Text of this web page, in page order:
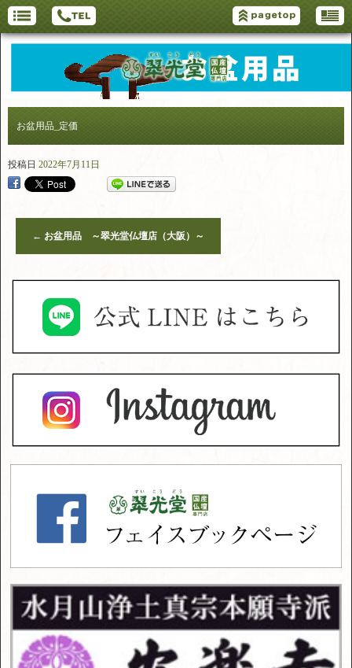
お盆用品_定価
投稿日 2022年7月11日
← お盆用品 ～翠光堂仏壇店（大阪）～